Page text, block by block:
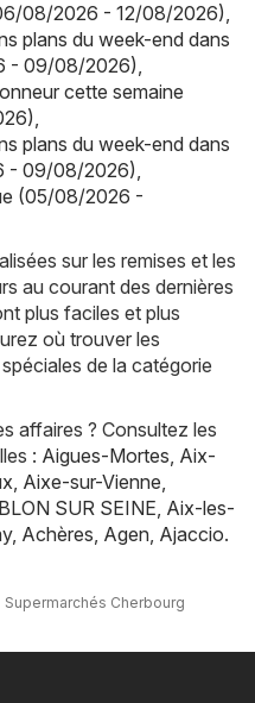
08/2026 - 12/08/2026),
plans du week-end dans
- 09/08/2026),
cette semaine
,
plans du week-end dans
- 09/08/2026),
(05/08/2026 -
sur les remises et les
au courant des dernières
plus faciles et plus
où trouver les
de la catégorie
affaires ? Consultez les
: Aigues-Mortes, Aix-
, Aixe-sur-Vienne,
SUR SEINE, Aix-les-
, Achères, Agen, Ajaccio.
Supermarchés Cherbourg